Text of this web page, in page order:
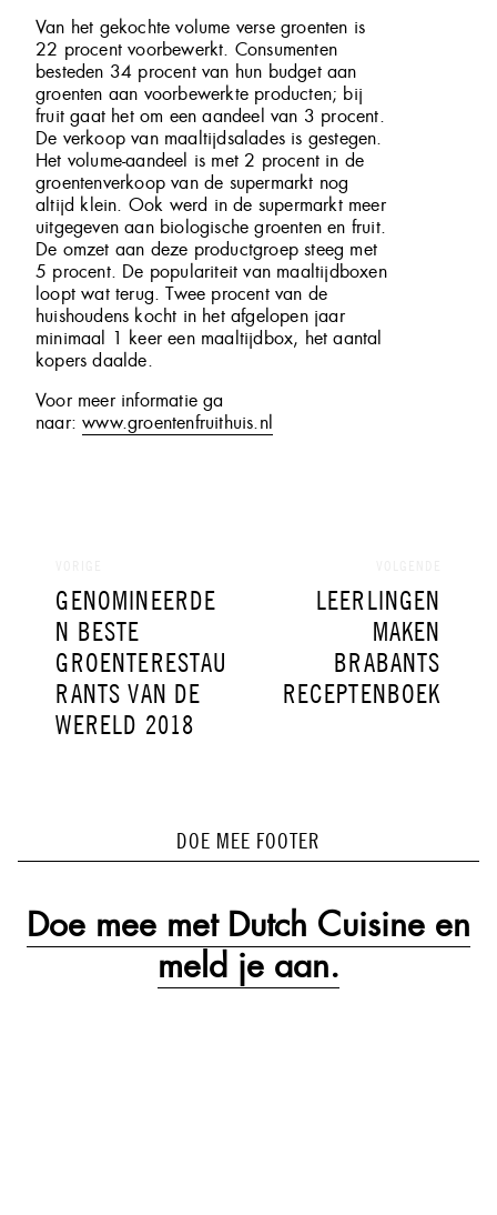
Van het gekochte volume verse groenten is
22 procent voorbewerkt. Consumenten
besteden 34 procent van hun budget aan
groenten aan voorbewerkte producten; bij
fruit gaat het om een aandeel van 3 procent.
De verkoop van maaltijdsalades is gestegen.
Het volume-aandeel is met 2 procent in de
groentenverkoop van de supermarkt nog
altijd klein. Ook werd in de supermarkt meer
uitgegeven aan biologische groenten en fruit.
De omzet aan deze productgroep steeg met
5 procent. De populariteit van maaltijdboxen
loopt wat terug. Twee procent van de
huishoudens kocht in het afgelopen jaar
minimaal 1 keer een maaltijdbox, het aantal
kopers daalde.
Voor meer informatie ga
naar:www.groentenfruithuis.nl
VORIG
BERICHT:
GENOMINEERDE
N BESTE
GROENTERESTAU
RANTS VAN DE
WERELD 2018
VOLGEND
BERICHT:
LEERLINGEN
MAKEN
BRABANTS
RECEPTENBOEK
DOE MEE FOOTER
Doe mee met Dutch Cuisine en
meld je aan.